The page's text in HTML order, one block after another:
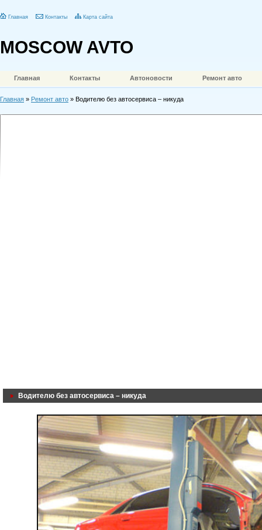
Главная Контакты Карта сайта
MOSCOW AVTO
Главная Контакты Автоновости Ремонт авто
Главная » Ремонт авто » Водителю без автосервиса – никуда
Водителю без автосервиса – никуда